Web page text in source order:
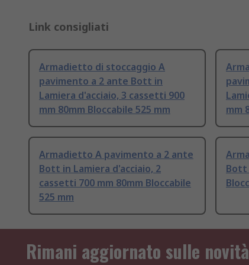
Link consigliati
Armadietto di stoccaggio A
pavimento a 2 ante Bott in
Lamiera d'acciaio, 3 cassetti 900
mm 80mm Bloccabile 525 mm
mm
Armadietto A pavimento a 2 ante
Bott in Lamiera d'acciaio, 2
cassetti 700 mm 80mm Bloccabile
525 mm
Bott
Rimani aggiornato sulle